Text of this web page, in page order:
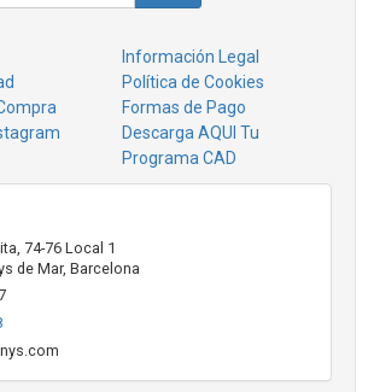
Información Legal
Política de Cookies
Formas de Pago
Descarga AQUI Tu
Programa CAD
74-76 Local 1
de Mar, Barcelona